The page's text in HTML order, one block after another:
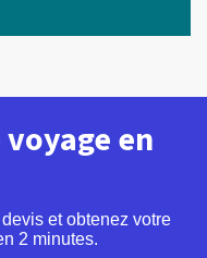
en
et obtenez votre
2 minutes.